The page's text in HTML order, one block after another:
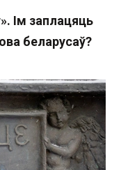
Ім заплацяць
беларусаў?